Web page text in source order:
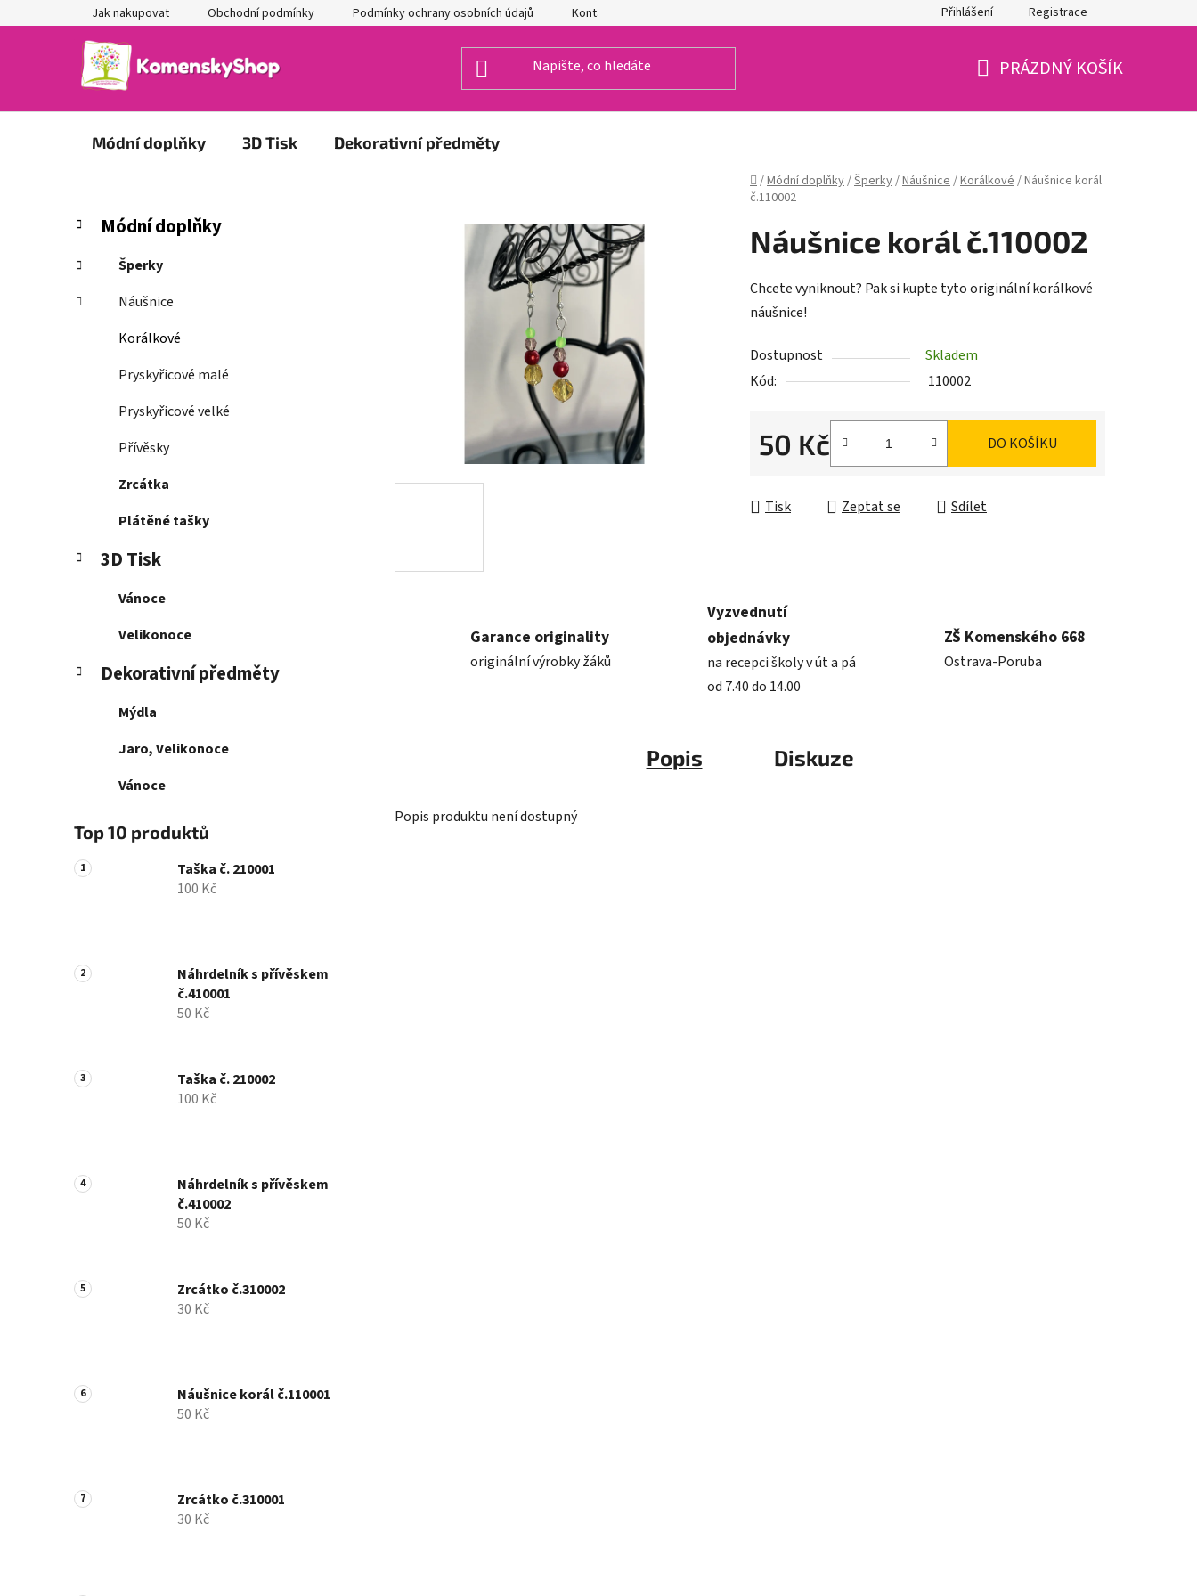
na
Jak nakupovat Obchodní podmínky Podmínky ochrany osobních údajů Kontakty Přihlášení Registrace
PRÁZDNÝ KOŠÍK
Módní doplňky 3D Tisk Dekorativní předměty
Domů
/Módní doplňky/Šperky/Náušnice/Korálkové/Náušnice korál
č.110002
P
s
r
Přeskočit
kategorie
K
a
e
g
Módní doplňky
Šperky
Náušnice
Korálkové
Pryskyřicové malé
Pryskyřicové velké
Přívěsky
Zrcátka
Plátěné tašky
3D Tisk
Vánoce
Velikonoce
Dekorativní předměty
Mýdla
Jaro, Velikonoce
Vánoce
Top 10 produktů
Taška č. 210001
100 Kč
Náhrdelník s přívěskem
č.410001
50 Kč
Taška č. 210002
100 Kč
Náhrdelník s přívěskem
č.410002
50 Kč
Zrcátko č.310002
30 Kč
Náušnice korál č.110001
50 Kč
Zrcátko č.310001
30 Kč
Náušnice korál č.110002
Chcete vyniknout? Pak si kupte tyto originální korálkové
náušnice!
Dostupnost
Skladem
Kód:
110002
50 Kč DO KOŠÍKU
Tisk Zeptat se Sdílet
Garance originality
originální výrobky žáků
Vyzvednutí
objednávky
na recepci školy v út a pá
od 7.40 do 14.00
ZŠ Komenského 668
Ostrava-Poruba
Popis Diskuze
Popis produktu není dostupný